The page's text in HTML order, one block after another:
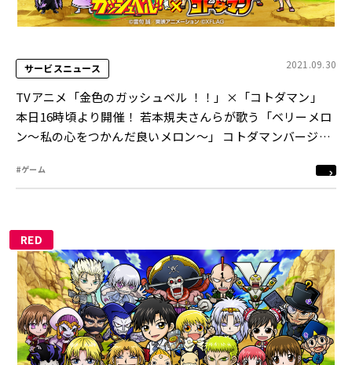
サービスニュース 2021.09.30
TVアニメ「金色のガッシュベル ！！」×「コトダマン」
本日16時頃より開催！ 若本規夫さんらが歌う「ベリーメロ
ン～私の心をつかんだ良いメロン～」 コトダマンバージョ
#ゲーム
RED